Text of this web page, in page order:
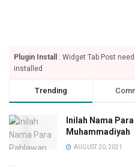
Plugin Install
: Widget Tab Post
installed
Trending
Inilah Nama
Muhammadiyah
AUGUST 20, 2021